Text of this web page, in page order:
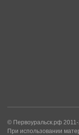
© Первоуральск.рф
При использовании